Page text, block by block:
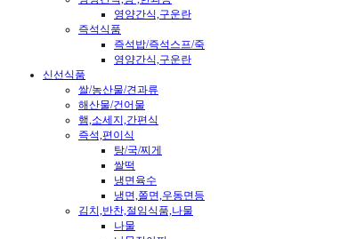
영양간식,구운란
즉석식품
즉석밥/즉석스프/죽
영양간식,구운란
신선식품
쌀/농산물/견과류
해산물/건어물
햄,소세지,간편식
즉석,편이식
탕/국/찌게
쌀떡
냉면육수
냉면,쫄면,우동면등
김치,반찬,절임식품,나물
나물